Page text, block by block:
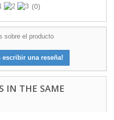
(0)
sobre el producto
una reseña!
IN THE SAME